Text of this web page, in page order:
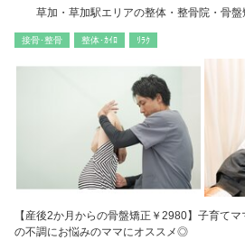
草加・草加駅エリアの整体・整骨院・骨
接骨･整骨 整体･ｶｲﾛ ﾘﾗｸ
【産後2か月からの骨盤矯正￥2980】子育て
の不調にお悩みのママにオススメ◎